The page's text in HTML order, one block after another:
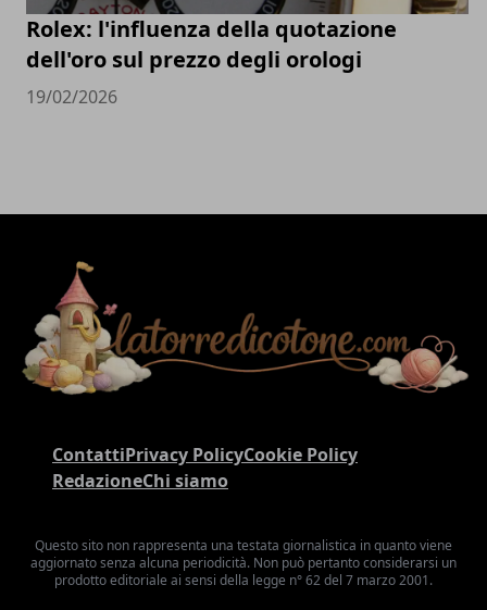
Rolex: l'influenza della quotazione
dell'oro sul prezzo degli orologi
19/02/2026
ContattiPrivacy PolicyCookie Policy
RedazioneChi siamo
Questo sito non rappresenta una testata giornalistica in quanto viene
aggiornato senza alcuna periodicità. Non può pertanto considerarsi un
prodotto editoriale ai sensi della legge n° 62 del 7 marzo 2001.